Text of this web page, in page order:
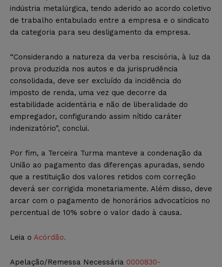
indústria metalúrgica, tendo aderido ao acordo coletivo
de trabalho entabulado entre a empresa e o sindicato
da categoria para seu desligamento da empresa.
“Considerando a natureza da verba rescisória, à luz da
prova produzida nos autos e da jurisprudência
consolidada, deve ser excluído da incidência do
imposto de renda, uma vez que decorre da
estabilidade acidentária e não de liberalidade do
empregador, configurando assim nítido caráter
indenizatório”, conclui.
Por fim, a Terceira Turma manteve a condenação da
União ao pagamento das diferenças apuradas, sendo
que a restituição dos valores retidos com correção
deverá ser corrigida monetariamente. Além disso, deve
arcar com o pagamento de honorários advocatícios no
percentual de 10% sobre o valor dado à causa.
Leia o Acórdão.
Apelação/Remessa Necessária 0000830-